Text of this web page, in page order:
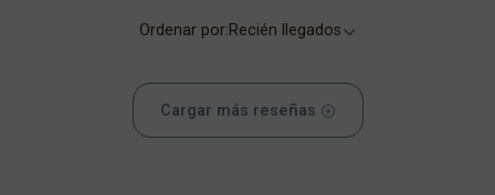
Ordenar por:Recién llegados
Cargar más reseñas